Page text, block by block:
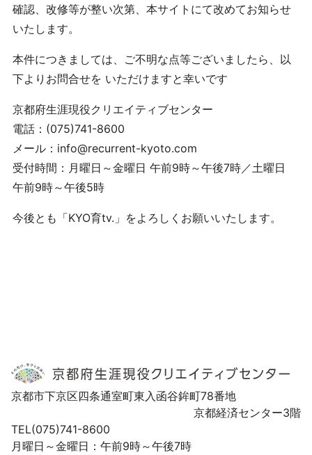
確認、改修等が整い次第、本サイトにて改めてお知らせ
いたします。
本件につきましては、ご不明な点等ございましたら、以
下よりお問合せを いただけますと幸いです
京都府生涯現役クリエイティブセンター
電話：(075)741-8600
メール：info@recurrent-kyoto.com
受付時間：月曜日～金曜日 午前9時～午後7時／土曜日
午前9時～午後5時
今後とも「KYO育tv.」をよろしくお願いいたします。
京都市下京区四条通室町東入函谷鉾町78番地
京都経済センター3階
TEL(075)741-8600
月曜日～金曜日：午前9時～午後7時